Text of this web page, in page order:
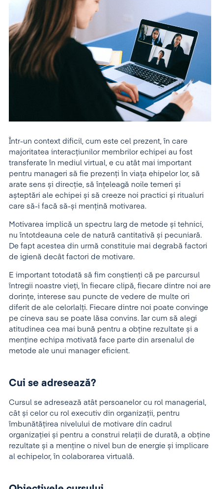
Într-un context dificil, cum este cel prezent, în care
majoritatea interacțiunilor membrilor echipei au fost
transferate în mediul virtual, e cu atât mai important
pentru manageri să fie prezenți în viața ehipelor lor, să
arate sens și direcție, să înțeleagă noile temeri și
așteptări ale echipei și să creeze noi practici și ritualuri
care să-i facă să-și mențină motivarea.
Motivarea implică un spectru larg de metode și tehnici,
nu întotdeauna cele de natură cantitativă și pecuniară.
De fapt acestea din urmă constituie mai degrabă factori
de igienă decât factori de motivare.
E important totodată să fim conștienți că pe parcursul
întregii noastre vieţi, în fiecare clipă, fiecare dintre noi are
dorinţe, interese sau puncte de vedere de multe ori
diferit de ale celorlalţi. Fiecare dintre noi poate convinge
pe cineva sau se poate lăsa convins. Iar cum să alegi
atitudinea cea mai bună pentru a obține rezultate și a
menține echipa motivată face parte din arsenalul de
metode ale unui manager eficient.
Cui se adresează?
Cursul se adresează atât persoanelor cu rol managerial,
cât și celor cu rol executiv din organizații, pentru
îmbunătăţirea nivelului de motivare din cadrul
organizației și pentru a construi relații de durată, a obține
rezultate și a menține o nivel bun de energie și implicare
al echipelor, în colaborarea virtuală.